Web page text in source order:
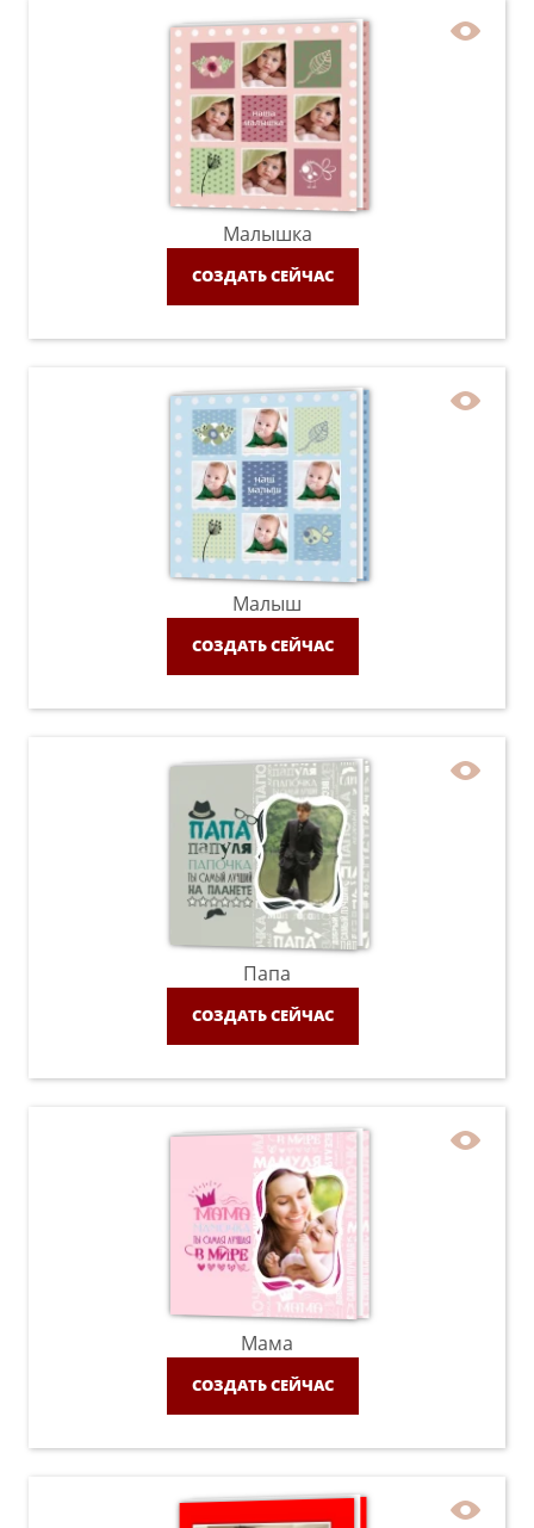
Малышка
СОЗДАТЬ СЕЙЧАС
Малыш
СОЗДАТЬ СЕЙЧАС
Папа
СОЗДАТЬ СЕЙЧАС
Мама
СОЗДАТЬ СЕЙЧАС